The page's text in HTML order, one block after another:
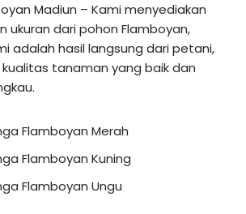
Madiun – Kami menyediakan
ukuran dari pohon Flamboyan,
adalah hasil langsung dari petani,
tanaman yang baik dan
Flamboyan Merah
Flamboyan Kuning
Flamboyan Ungu